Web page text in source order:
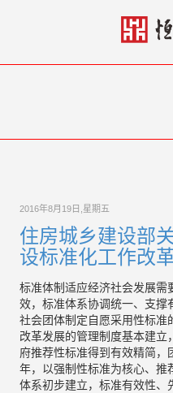
2016年8月19日,星期五
住房城乡建设部
设标准化工作改
标准体制适应经济社会发展需
效，标准体系协调统一、支撑
社会团体制定自愿采用性标准
改革发展的管理制度基本建
府推荐性标准得到有效精简
年，以强制性标准为核心、推
体系初步建立，标准有效性、